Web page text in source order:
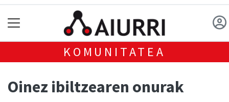
KOMUNITATEA
Oinez ibiltzearen onurak